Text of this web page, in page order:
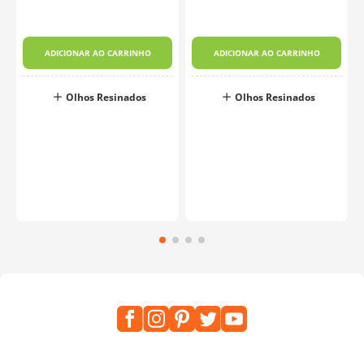
ADICIONAR AO CARRINHO
Olhos Resinados
ADICIONAR AO CARRINHO
Olhos Resinados